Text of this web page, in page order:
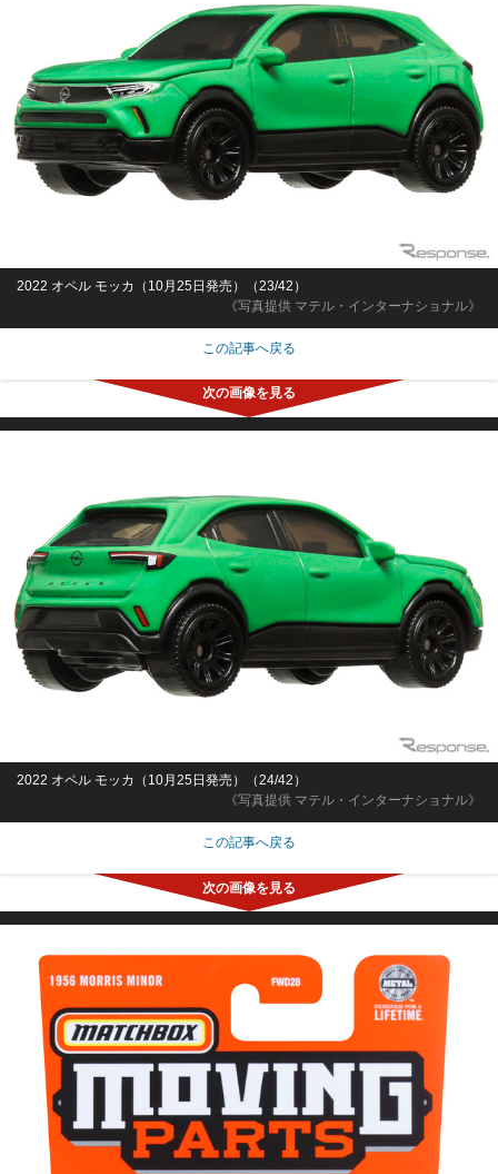
《写真提供 マテル・インターナショナル》
2022 オペル モッカ（10月25日発売）（23/42）
この記事へ戻る
《写真提供 マテル・インターナショナル》
2022 オペル モッカ（10月25日発売）（24/42）
この記事へ戻る